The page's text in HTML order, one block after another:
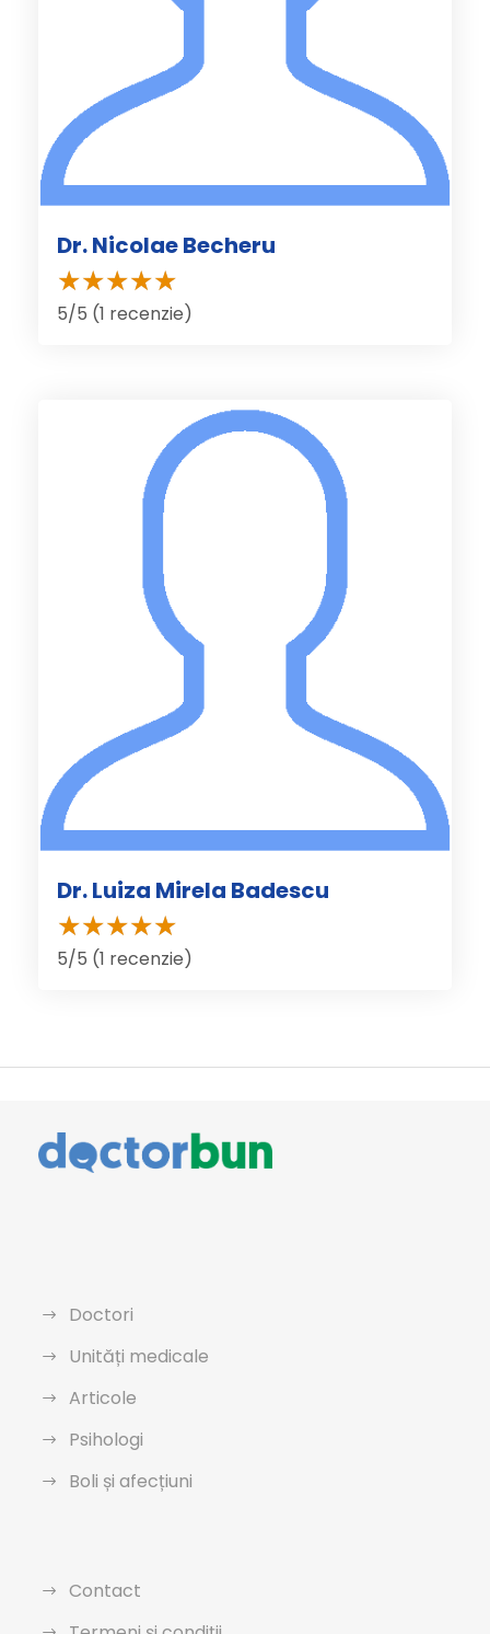
Dr. Nicolae Becheru
5/5 (1 recenzie)
Dr. Luiza Mirela Badescu
5/5 (1 recenzie)
Doctori
Unități medicale
Articole
Psihologi
Boli și afecțiuni
Contact